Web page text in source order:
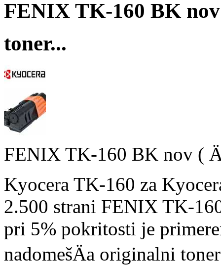
FENIX TK-160 BK nov
toner...
FENIX TK-160 BK nov (
Kyocera TK-160 za
2.500 strani FENIX TK-
pri 5% pokritosti je
nadomešÄa originalni